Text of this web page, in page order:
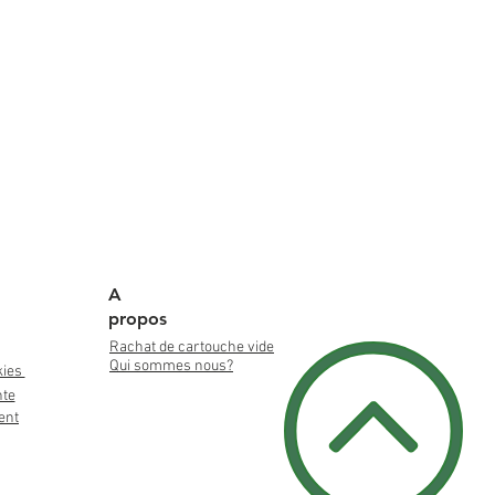
A
propos
Rachat de cartouche vide
Qui sommes nous?